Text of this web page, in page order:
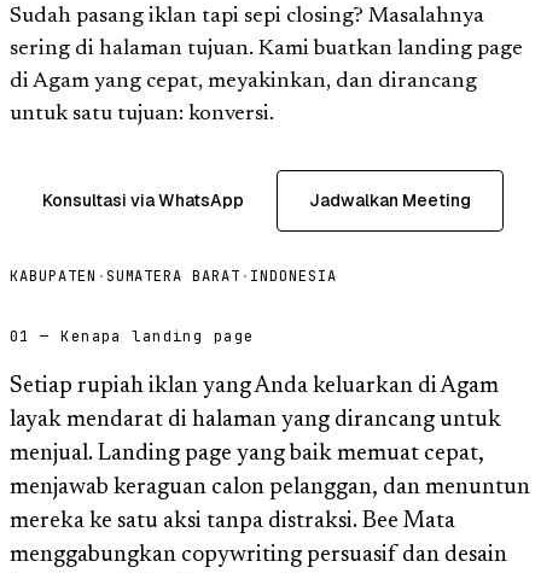
Sudah pasang iklan tapi sepi closing? Masalahnya
sering di halaman tujuan. Kami buatkan landing page
di Agam yang cepat, meyakinkan, dan dirancang
untuk satu tujuan: konversi.
Konsultasi via WhatsApp Jadwalkan Meeting
KABUPATEN · SUMATERA BARAT · INDONESIA
01 — Kenapa landing page
Setiap rupiah iklan yang Anda keluarkan di Agam
layak mendarat di halaman yang dirancang untuk
menjual. Landing page yang baik memuat cepat,
menjawab keraguan calon pelanggan, dan menuntun
mereka ke satu aksi tanpa distraksi. Bee Mata
menggabungkan copywriting persuasif dan desain